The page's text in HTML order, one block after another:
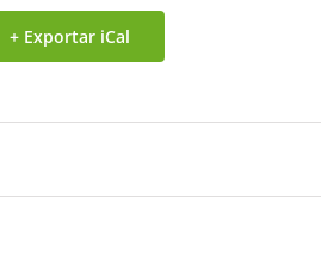
+ Exportar iCal